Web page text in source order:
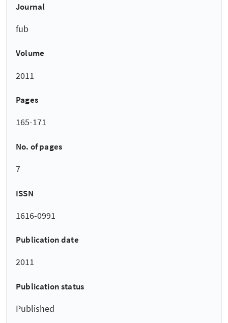
Journal
fub
Volume
2011
Pages
165-171
No. of pages
7
ISSN
1616-0991
Publication date
2011
Publication status
Published